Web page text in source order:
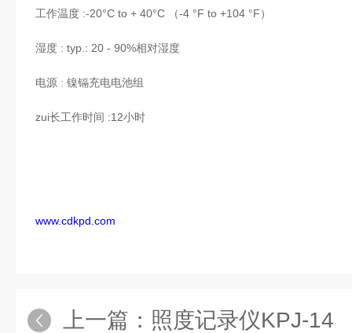
工作温度 :-20°C to + 40°C （-4 °F to +104 °F）
湿度 : typ.: 20 - 90%相对湿度
电源 : 镍镉充电电池组
zui长工作时间 :12小时
www.cdkpd.com
上一篇： 照度记录仪KPJ-14